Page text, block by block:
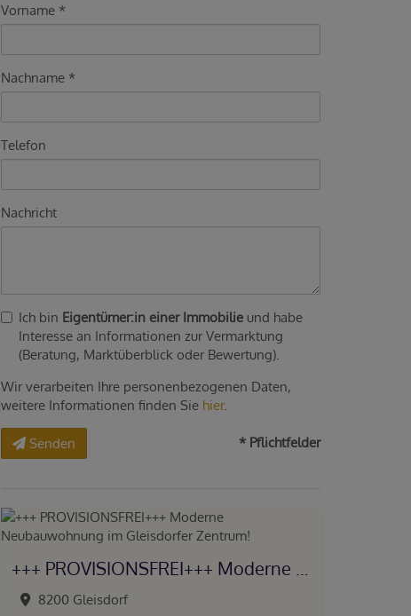
Vorname
Nachname
Telefon
Nachricht
Ich bin Eigentümer:in einer Immobilie und habe
Interesse an Informationen zur Vermarktung
(Beratung, Marktüberblick oder Bewertung).
Wir verarbeiten Ihre personenbezogenen Daten,
weitere Informationen finden Sie hier.
Senden * Pflichtfelder
8200 Gleisdorf